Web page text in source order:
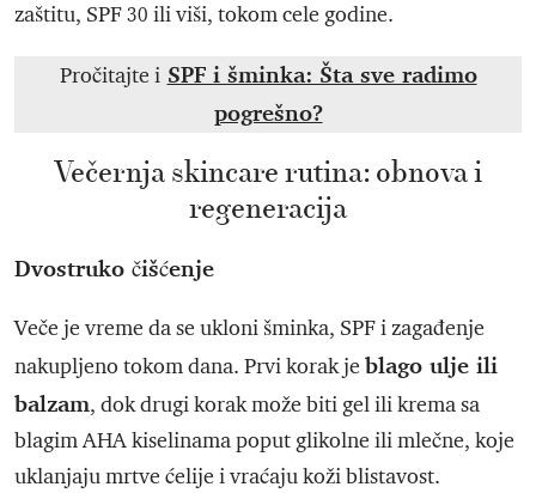
zaštitu, SPF 30 ili viši, tokom cele godine.
Pročitajte i SPF i šminka: Šta sve radimo
pogrešno?
Večernja skincare rutina: obnova i
regeneracija
Dvostruko čišćenje
Veče je vreme da se ukloni šminka, SPF i zagađenje
nakupljeno tokom dana. Prvi korak je blago ulje ili
balzam, dok drugi korak može biti gel ili krema sa
blagim AHA kiselinama poput glikolne ili mlečne, koje
uklanjaju mrtve ćelije i vraćaju koži blistavost.